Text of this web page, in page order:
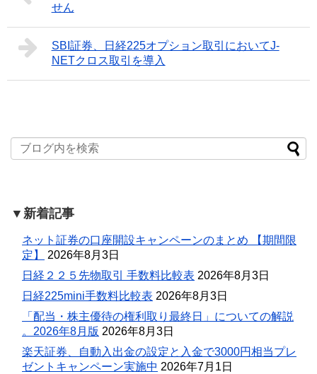
せん
SBI証券、日経225オプション取引においてJ-
NETクロス取引を導入
▼新着記事
ネット証券の口座開設キャンペーンのまとめ 【期間限
定】
2026年8月3日
日経２２５先物取引 手数料比較表 2026年8月3日
日経225mini手数料比較表 2026年8月3日
「配当・株主優待の権利取り最終日」についての解説
。2026年8月版 2026年8月3日
楽天証券、自動入出金の設定と入金で3000円相当プレ
ゼントキャンペーン実施中 2026年7月1日